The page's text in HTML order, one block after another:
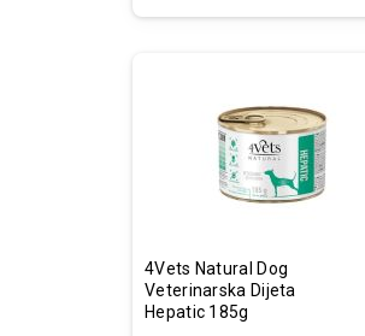
4Vets Natural Dog
Veterinarska Dijeta
Hepatic 185g